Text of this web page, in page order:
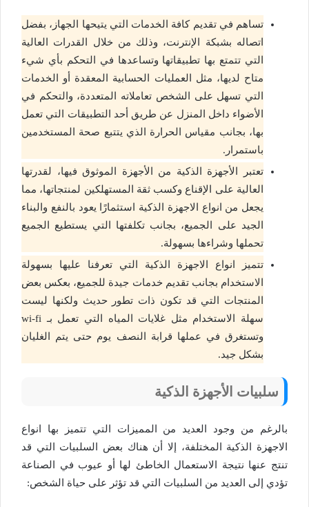
تساهم في تقديم كافة الخدمات التي يتيحها الجهاز، بفضل
اتصاله بشبكة الإنترنت، وذلك من خلال القدرات العالية
التي تتمتع بها تطبيقاتها وتساعدها في التحكم بأي شيء
متاح لديها، مثل العمليات الحسابية المعقدة أو الخدمات
التي تسهل على الشخص تعاملاته المتعددة، والتحكم في
الأضواء داخل المنزل عن طريق أحد التطبيقات التي تعمل
بها، بجانب مقياس الحرارة الذي يتتبع صحة المستخدمين
باستمرار.
تعتبر الأجهزة الذكية من الأجهزة الموثوق فيها، لقدرتها
العالية على الإقناع وكسب ثقة المستهلكين لمنتجاتها، مما
يجعل من انواع الاجهزة الذكية استثمارًا يعود بالنفع والبناء
الجيد على الجميع، بجانب تكلفتها التي يستطيع الجميع
تحملها وشراءها بسهولة.
تتميز انواع الاجهزة الذكية التي تعرفنا عليها بسهولة
الاستخدام بجانب تقديم خدمات جيدة للجميع، بعكس بعض
المنتجات التي قد تكون ذات تطور حديث ولكنها ليست
سهلة الاستخدام مثل غلايات المياه التي تعمل بـ wi-fi
وتستغرق في عملها قرابة النصف يوم حتى يتم الغليان
بشكل جيد.
سلبيات الأجهزة الذكية
بالرغم من وجود العديد من المميزات التي تتميز بها انواع
الاجهزة الذكية المختلفة، إلا أن هناك بعض السلبيات التي قد
تنتج عنها نتيجة الاستعمال الخاطئ لها أو عيوب في الصناعة
تؤدي إلى العديد من السلبيات التي قد تؤثر على حياة الشخص: